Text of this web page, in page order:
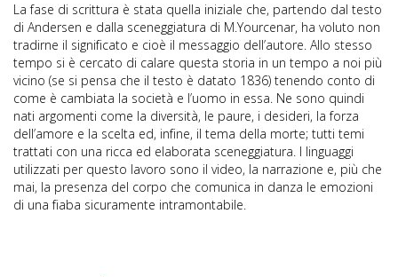
La fase di scrittura è stata quella iniziale che, partendo dal testo
di Andersen e dalla sceneggiatura di M.Yourcenar, ha voluto non
tradirne il significato e cioè il messaggio dell’autore. Allo stesso
tempo si è cercato di calare questa storia in un tempo a noi più
vicino (se si pensa che il testo è datato 1836) tenendo conto di
come è cambiata la società e l’uomo in essa. Ne sono quindi
nati argomenti come la diversità, le paure, i desideri, la forza
dell’amore e la scelta ed, infine, il tema della morte; tutti temi
trattati con una ricca ed elaborata sceneggiatura. I linguaggi
utilizzati per questo lavoro sono il video, la narrazione e, più che
mai, la presenza del corpo che comunica in danza le emozioni
di una fiaba sicuramente intramontabile.